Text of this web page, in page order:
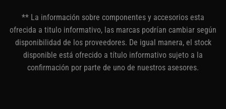
** La información sobre componentes y accesorios esta
ofrecida a titulo informativo, las marcas podrían cambiar según
disponibilidad de los proveedores. De igual manera, el stock
disponible está ofrecido a título informativo sujeto a la
confirmación por parte de uno de nuestros asesores.